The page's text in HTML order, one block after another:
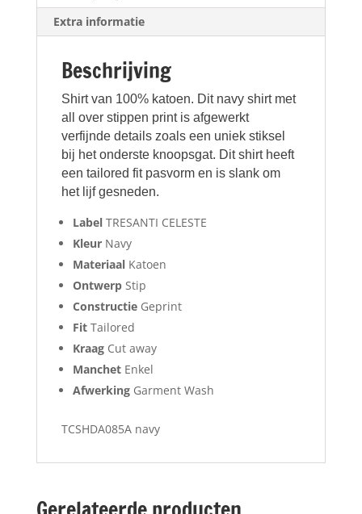
Extra informatie
Beschrijving
Shirt van 100% katoen. Dit navy shirt met
all over stippen print is afgewerkt
verfijnde details zoals een uniek stiksel
bij het onderste knoopsgat. Dit shirt heeft
een tailored fit pasvorm en is slank om
het lijf gesneden.
LabelTRESANTI CELESTE
KleurNavy
MateriaalKatoen
OntwerpStip
ConstructieGeprint
FitTailored
KraagCut away
ManchetEnkel
AfwerkingGarment Wash
TCSHDA085A navy